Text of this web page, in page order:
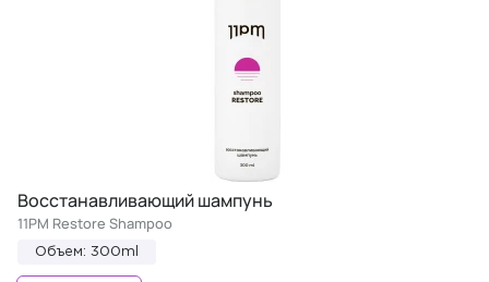
Восстанавливающий шампунь
11PM Restore Shampoo
Объем: 300ml